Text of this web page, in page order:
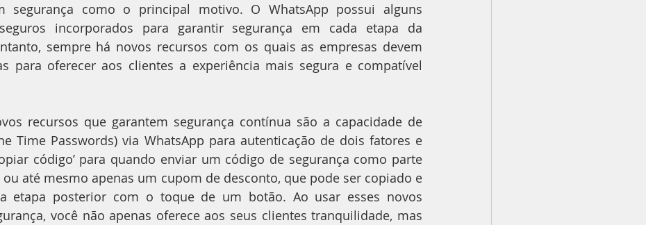
segurança como o principal motivo. O WhatsApp possui alguns
incorporados para garantir segurança em cada etapa da
sempre há novos recursos com os quais as empresas devem
para oferecer aos clientes a experiência mais segura e compatível
recursos que garantem segurança contínua são a capacidade de
Time Passwords) via WhatsApp para autenticação de dois fatores e
código’ para quando enviar um código de segurança como parte
ou até mesmo apenas um cupom de desconto, que pode ser copiado e
etapa posterior com o toque de um botão. Ao usar esses novos
você não apenas oferece aos seus clientes tranquilidade, mas